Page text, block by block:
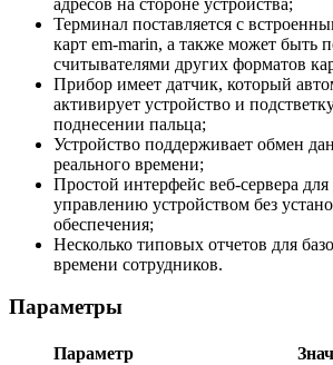
Терминал поставляется с
карт em-marin, а также может быть
считывателями других форматов
Прибор имеет датчик, который
активирует устройство и
поднесении пальца;
Устройство поддерживает обмен
реального времени;
Простой интерфейс веб-сервера для
управлению устройством без
обеспечения;
Несколько типовых отчетов для
времени сотрудников.
Параметры
Параметр